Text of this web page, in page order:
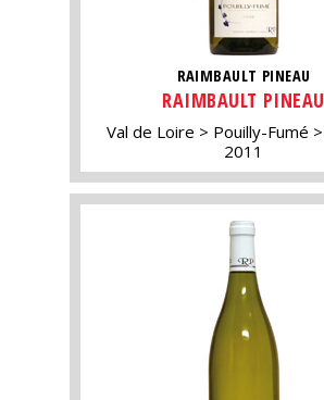
RAIMBAULT PINEAU
RAIMBAULT PINEAU
Val de Loire Pouilly-Fumé
2011